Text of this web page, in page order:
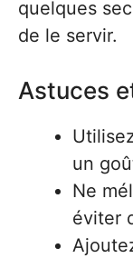
quelques
de le servir.
Astuces
un
Ne
éviter